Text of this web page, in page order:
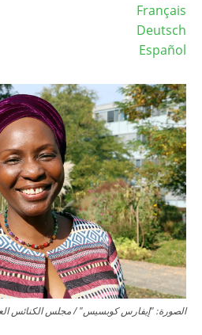
Français
Deutsch
Español
الصورة: "إيفارس كوبسيس" / مجلس الكنائس